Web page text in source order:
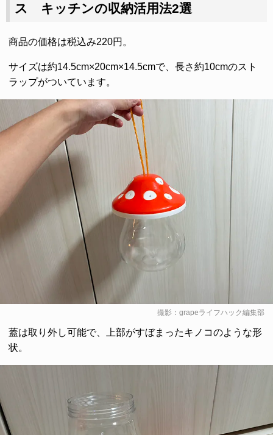
ス キッチンの収納活用法2選
商品の価格は税込み220円。
サイズは約14.5cm×20cm×14.5cmで、長さ約10cmのスト
ラップがついています。
撮影：grapeライフハック編集部
蓋は取り外し可能で、上部がすぼまったキノコのような形
状。